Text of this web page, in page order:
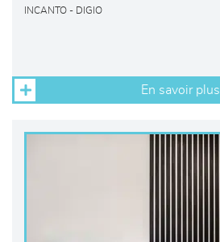
INCANTO - DIGIO
En savoir plus